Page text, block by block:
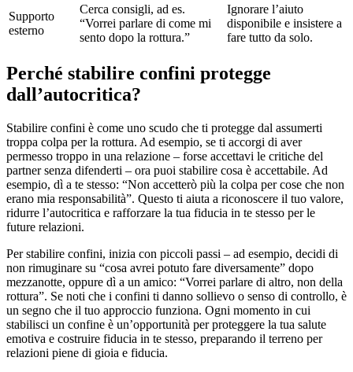
Supporto
esterno
Cerca consigli, ad es.
“Vorrei parlare di come mi
sento dopo la rottura.”
Ignorare l’aiuto
disponibile e insistere a
fare tutto da solo.
Perché stabilire confini protegge
dall’autocritica?
Stabilire confini è come uno scudo che ti protegge dal assumerti
troppa colpa per la rottura. Ad esempio, se ti accorgi di aver
permesso troppo in una relazione – forse accettavi le critiche del
partner senza difenderti – ora puoi stabilire cosa è accettabile. Ad
esempio, dì a te stesso: “Non accetterò più la colpa per cose che non
erano mia responsabilità”. Questo ti aiuta a riconoscere il tuo valore,
ridurre l’autocritica e rafforzare la tua fiducia in te stesso per le
future relazioni.
Per stabilire confini, inizia con piccoli passi – ad esempio, decidi di
non rimuginare su “cosa avrei potuto fare diversamente” dopo
mezzanotte, oppure dì a un amico: “Vorrei parlare di altro, non della
rottura”. Se noti che i confini ti danno sollievo o senso di controllo, è
un segno che il tuo approccio funziona. Ogni momento in cui
stabilisci un confine è un’opportunità per proteggere la tua salute
emotiva e costruire fiducia in te stesso, preparando il terreno per
relazioni piene di gioia e fiducia.